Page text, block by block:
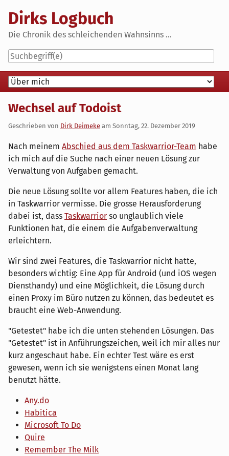
content
Dirks Logbuch
Die Chronik des schleichenden Wahnsinns ...
Navigation
Wechsel auf Todoist
Geschrieben von Dirk Deimeke am Sonntag, 22. Dezember 2019
Nach meinem Abschied aus dem Taskwarrior-Team habe
ich mich auf die Suche nach einer neuen Lösung zur
Verwaltung von Aufgaben gemacht.
Die neue Lösung sollte vor allem Features haben, die ich
in Taskwarrior vermisse. Die grosse Herausforderung
dabei ist, dass Taskwarrior so unglaublich viele
Funktionen hat, die einem die Aufgabenverwaltung
erleichtern.
Wir sind zwei Features, die Taskwarrior nicht hatte,
besonders wichtig: Eine App für Android (und iOS wegen
Diensthandy) und eine Möglichkeit, die Lösung durch
einen Proxy im Büro nutzen zu können, das bedeutet es
braucht eine Web-Anwendung.
"Getestet" habe ich die unten stehenden Lösungen. Das
"Getestet" ist in Anführungszeichen, weil ich mir alles nur
kurz angeschaut habe. Ein echter Test wäre es erst
gewesen, wenn ich sie wenigstens einen Monat lang
benutzt hätte.
Any.do
Habitica
Microsoft To Do
Quire
Remember The Milk